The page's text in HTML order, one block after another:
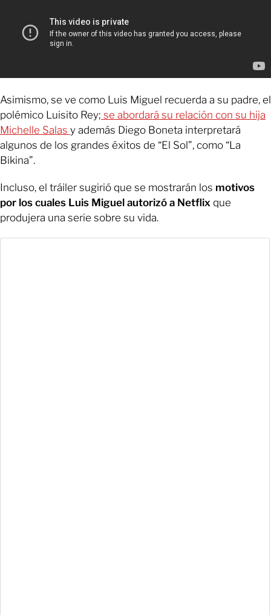
Asimismo, se ve como Luis Miguel recuerda a su padre, el
polémico Luisito Rey; se abordará su relación con su hija
Michelle Salas y además Diego Boneta interpretará
algunos de los grandes éxitos de “El Sol”, como “La
Bikina”.
Incluso, el tráiler sugirió que se mostrarán los motivos
por los cuales Luis Miguel autorizó a Netflix que
produjera una serie sobre su vida.